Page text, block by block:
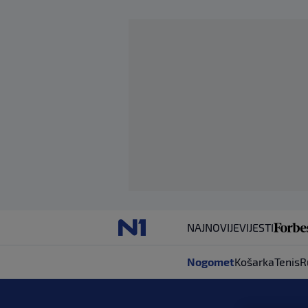
NAJNOVIJEVIJESTI
NogometKošarkaTenis